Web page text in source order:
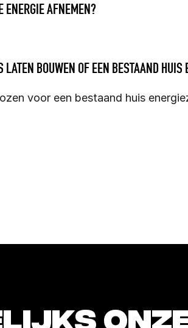
ENERGIE AFNEMEN?
BOUWEN OF EEN BESTAAND
voor een bestaand huis